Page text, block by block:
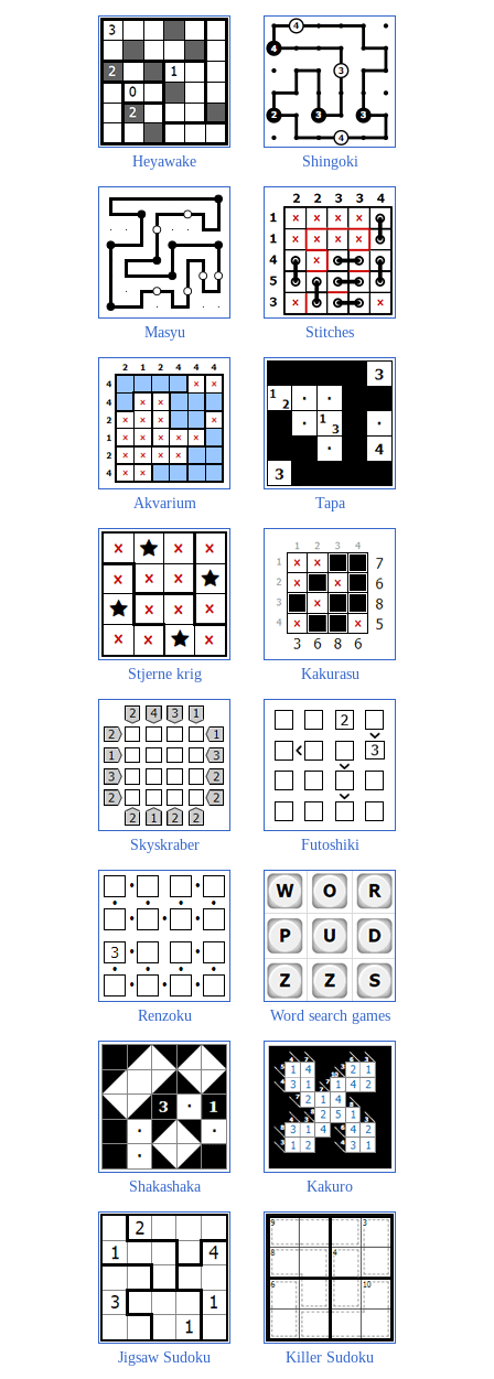
Heyawake Shingoki
Masyu Stitches
Akvarium Tapa
Stjerne krig Kakurasu
Skyskraber Futoshiki
Renzoku Word search games
Shakashaka Kakuro
Jigsaw Sudoku Killer Sudoku